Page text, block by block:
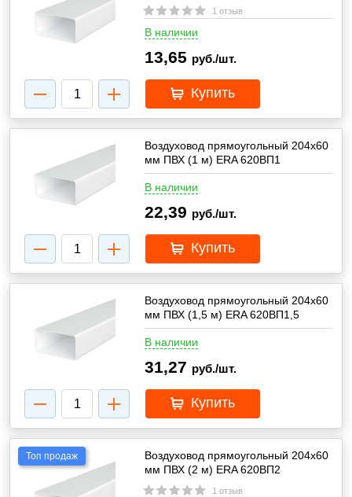
1 отзыв
В наличии
13,65 руб./шт.
Купить
Воздуховод прямоугольный 204х60
мм ПВХ (1 м) ERA 620ВП1
В наличии
22,39 руб./шт.
Купить
Воздуховод прямоугольный 204х60
мм ПВХ (1,5 м) ERA 620ВП1,5
В наличии
31,27 руб./шт.
Купить
Топ продаж
Воздуховод прямоугольный 204х60
мм ПВХ (2 м) ERA 620ВП2
1 отзыв